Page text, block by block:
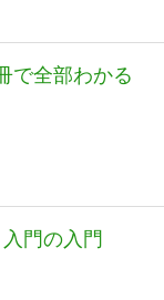
で全部わかる
門の入門